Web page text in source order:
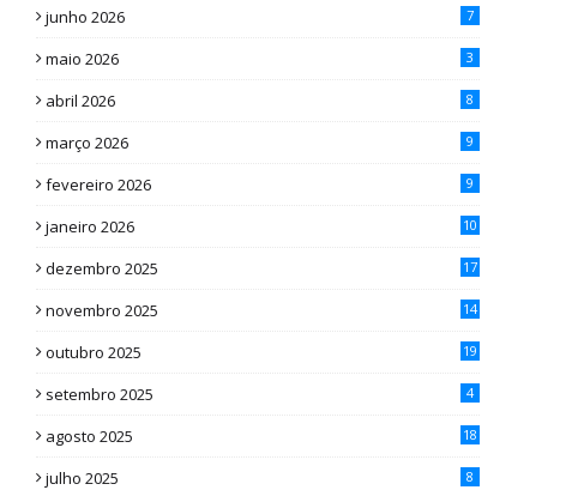
junho 2026 7
maio 2026 3
abril 2026 8
março 2026 9
fevereiro 2026 9
janeiro 2026 10
dezembro 2025 17
novembro 2025 14
outubro 2025 19
setembro 2025 4
agosto 2025 18
julho 2025 8